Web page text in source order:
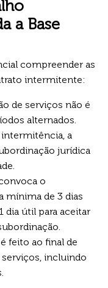
a Base
compreender as
intermitente:
de serviços não é
alternados.
a
jurídica
o
mínima de 3 dias
dia útil para aceitar
feito ao final de
incluindo